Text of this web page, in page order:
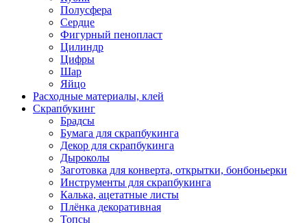
Полусфера
Сердце
Фигурный пенопласт
Цилиндр
Цифры
Шар
Яйцо
Расходные материалы, клей
Скрапбукинг
Брадсы
Бумага для скрапбукинга
Декор для скрапбукинга
Дыроколы
Заготовка для конверта, открытки, бонбоньерки
Инструменты для скрапбукинга
Калька, ацетатные листы
Плёнка декоративная
Топсы